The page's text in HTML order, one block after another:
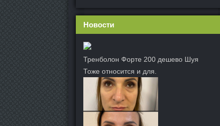
Новости
Тренболон Форте 200 дешево Шуя
Тоже относится и для.